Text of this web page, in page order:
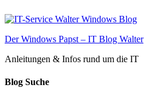
Inhalt
Der Windows Papst – IT Blog Walter
Anleitungen & Infos rund um die IT
Blog Suche